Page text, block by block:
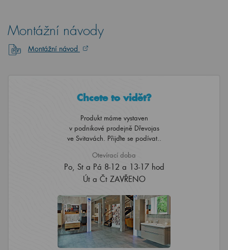
Montážní návody
Montážní návod
Chcete to vidět?
Produkt máme vystaven
v podnikové prodejně Dřevojas
ve Svitavách. Přijďte se podívat..
Otevírací doba
Po, St a Pá 8-12 a 13-17 hod
Út a Čt ZAVŘENO